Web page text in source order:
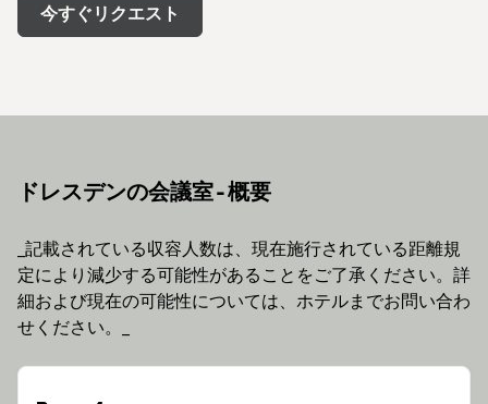
今すぐリクエスト
ドレスデンの会議室 - 概要
_記載されている収容人数は、現在施行されている距離規
定により減少する可能性があることをご了承ください。詳
細および現在の可能性については、ホテルまでお問い合わ
せください。_